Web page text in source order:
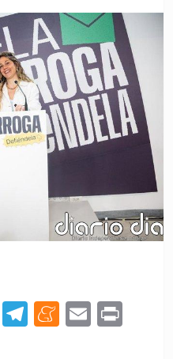
Telegram
Meneame
Email